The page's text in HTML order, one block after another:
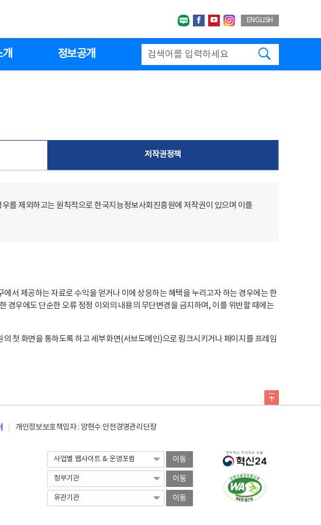
네이버블로그
페이스북
유투브인스타그랩
ENGLISH
정보공개
저작권정책
를 제외하고는 원칙적으로 한국지능정보사회진흥원에 저작권이 있으며 이를
서 제공하는 자료로 수익을 얻거나 이에 상응하는 혜택을 누리고자 하는 경우에는 한
우에도 단순한 오류 정정 이외의 내용의 무단변경을 금지하며, 이를 위반할 때에는
첫 화면을 통하도록 하고 세부화면(서브도메인)으로 링크시키거나 페이지를 프레임
개인정보보호책임자 : 양현수 안전경영관리단장
이동
이동
이동